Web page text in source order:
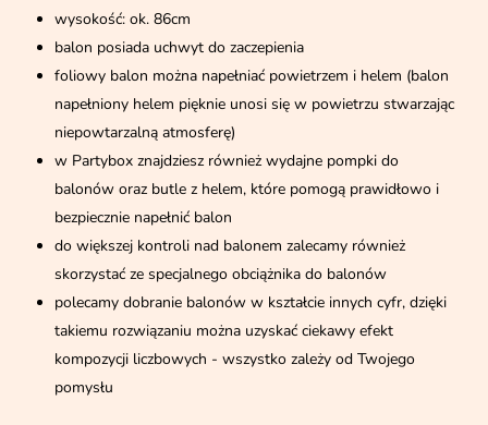
wysokość: ok. 86cm
balon posiada uchwyt do zaczepienia
foliowy balon można napełniać powietrzem i helem (balon
napełniony helem pięknie unosi się w powietrzu stwarzając
niepowtarzalną atmosferę)
w Partybox znajdziesz również wydajne pompki do
balonów oraz butle z helem, które pomogą prawidłowo i
bezpiecznie napełnić balon
do większej kontroli nad balonem zalecamy również
skorzystać ze specjalnego obciążnika do balonów
polecamy dobranie balonów w kształcie innych cyfr, dzięki
takiemu rozwiązaniu można uzyskać ciekawy efekt
kompozycji liczbowych - wszystko zależy od Twojego
pomysłu